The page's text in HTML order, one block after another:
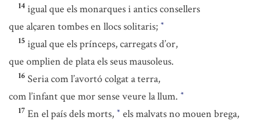
14 igual que els monarques i antics consellers
que alçaren tombes en llocs solitaris; *
15 igual que els prínceps, carregats d’or,
que omplien de plata els seus mausoleus.
16 Seria com l’avortó colgat a terra,
com l’infant que mor sense veure la llum. *
17 En el país dels morts, * els malvats no mouen brega,